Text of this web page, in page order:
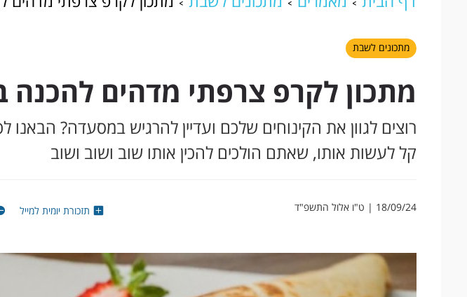
מתכונים לשבת
מתכון לקרפ צרפתי מדהים להכנה ב10
רוצים לגוון את הקינוחים שלכם ועדיין להרגיש במסעדה? הבאנו
קל לעשות אותו, שאתם הולכים להכין אותו שוב ושוב ושוב
18/09/24 | ט"ו אלול התשפ"ד תזכורת יומית למייל